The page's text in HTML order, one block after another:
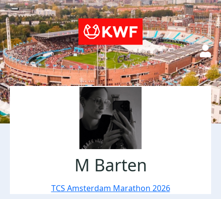
M Barten
TCS Amsterdam Marathon 2026